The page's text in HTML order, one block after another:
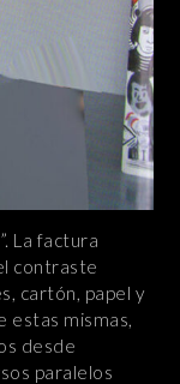
La factura
contraste
cartón, papel y
estas mismas,
desde
paralelos